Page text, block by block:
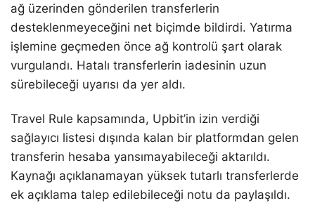
ağ üzerinden gönderilen transferlerin
desteklenmeyeceğini net biçimde bildirdi. Yatırma
işlemine geçmeden önce ağ kontrolü şart olarak
vurgulandı. Hatalı transferlerin iadesinin uzun
sürebileceği uyarısı da yer aldı.
Travel Rule kapsamında, Upbit’in izin verdiği
sağlayıcı listesi dışında kalan bir platformdan gelen
transferin hesaba yansımayabileceği aktarıldı.
Kaynağı açıklanamayan yüksek tutarlı transferlerde
ek açıklama talep edilebileceği notu da paylaşıldı.